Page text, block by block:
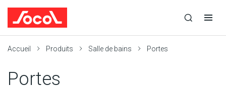
recherche
recherche
navigation
Accueil Produits Salle de bains Portes
Portes